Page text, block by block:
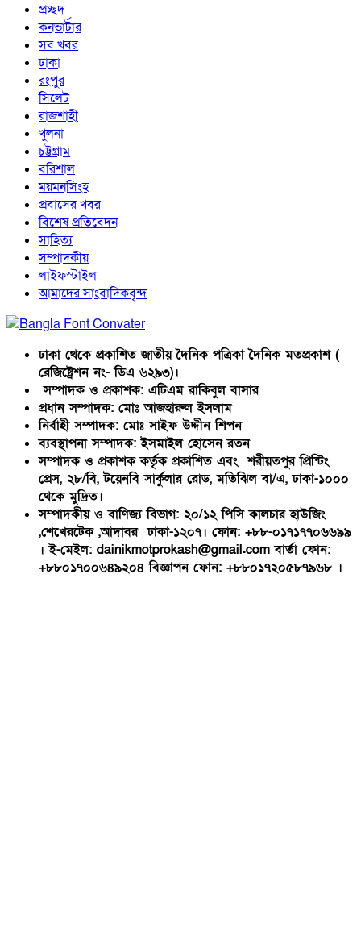
প্রচ্ছদ
কনভার্টার
সব খবর
ঢাকা
রংপুর
সিলেট
রাজশাহী
খুলনা
চট্টগ্রাম
বরিশাল
ময়মনসিংহ
প্রবাসের খবর
বিশেষ প্রতিবেদন
সাহিত্য
সম্পাদকীয়
লাইফস্টাইল
আমাদের সাংবাদিকবৃন্দ
ঢাকা থেকে প্রকাশিত জাতীয় দৈনিক পত্রিকা দৈনিক মতপ্রকাশ (
রেজিষ্ট্রেশন নং- ডিএ ৬২৯৩)।
সম্পাদক ও প্রকাশক: এটিএম রাকিবুল বাসার
প্রধান সম্পাদক: মোঃ আজহারুল ইসলাম
নির্বাহী সম্পাদক: মোঃ সাইফ উদ্দীন শিপন
ব্যবস্থাপনা সম্পাদক: ইসমাইল হোসেন রতন
সম্পাদক ও প্রকাশক কর্তৃক প্রকাশিত এবং শরীয়তপুর প্রিন্টিং
প্রেস, ২৮/বি, টয়েনবি সার্কুলার রোড, মতিঝিল বা/এ, ঢাকা-১০০০
থেকে মুদ্রিত।
সম্পাদকীয় ও বাণিজ্য বিভাগ: ২০/১২ পিসি কালচার হাউজিং
,শেখেরটেক ,আদাবর ঢাকা-১২০৭। ফোন: +৮৮-০১৭১৭৭০৬৬৯৯
। ই-মেইল: dainikmotprokash@gmail.com বার্তা ফোন:
+৮৮০১৭০০৬৪৯২০৪ বিজ্ঞাপন ফোন: +৮৮০১৭২০৫৮৭৯৬৮ ।